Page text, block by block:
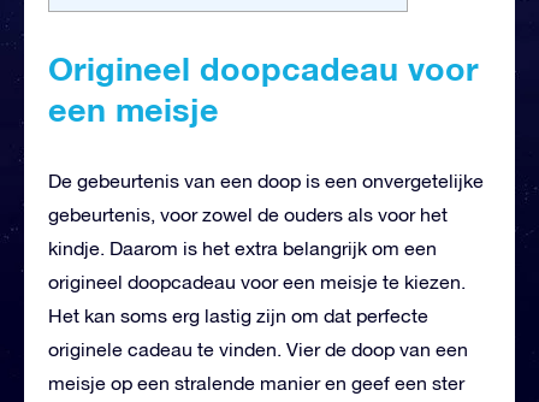
Origineel doopcadeau voor
een meisje
De gebeurtenis van een doop is een onvergetelijke
gebeurtenis, voor zowel de ouders als voor het
kindje. Daarom is het extra belangrijk om een
origineel doopcadeau voor een meisje te kiezen.
Het kan soms erg lastig zijn om dat perfecte
originele cadeau te vinden. Vier de doop van een
meisje op een stralende manier en geef een ster